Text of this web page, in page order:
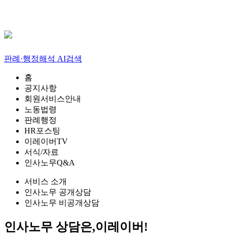
판례·행정해석 AI검색
홈
공지사항
회원서비스안내
노동법령
판례행정
HR포스팅
이레이버TV
서식/자료
인사노무Q&A
서비스 소개
인사노무 공개상담
인사노무 비공개상담
인사노무 상담은,이레이버!